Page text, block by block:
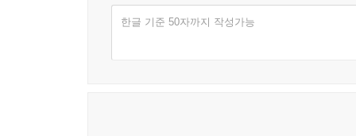
한글 기준 50자까지 작성가능